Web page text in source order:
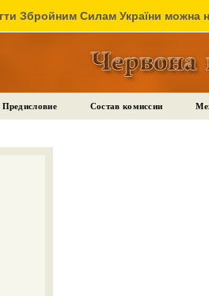
Збройним Силам України можна
Предисловие Состав комиссии